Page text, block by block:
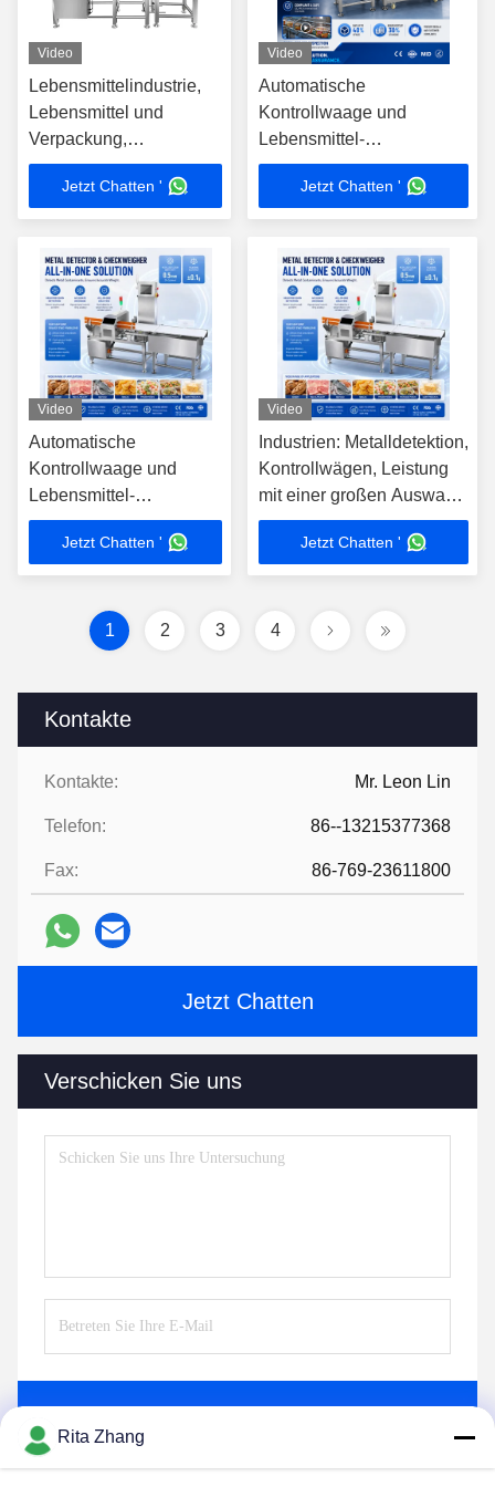
Kontakte
Kontakte: Mr. Leon Lin
Telefon: 86--13215377368
Fax: 86-769-23611800
Jetzt Chatten
Verschicken Sie uns
Video
Lebensmittelindustrie,
Lebensmittel und
Verpackung,
Metalldetektion,
Gewicht, Verpackung,
Wiegen, Metalldetektor
Kontrollwaagensystem
Jetzt Chatten '
Video
Automatische
Kontrollwaage und
Lebensmittel-
Metalldetektor-
Kombinationsmaschine.
Hochpräzise industrielle
Lebensmittelverarbeitung
Jetzt Chatten '
Video
Automatische
Kontrollwaage und
Lebensmittel-
Metalldetektor-
Kombinationsmaschine.
Hochpräzise industrielle
Lebensmittelverarbeitung
Jetzt Chatten '
Video
Industrien: Metalldetektion,
Kontrollwägen, Leistung
mit einer großen Auswahl
an Konfigurationen,
Lebensmittelfabrik
Jetzt Chatten '
1 2 3 4
Rita Zhang